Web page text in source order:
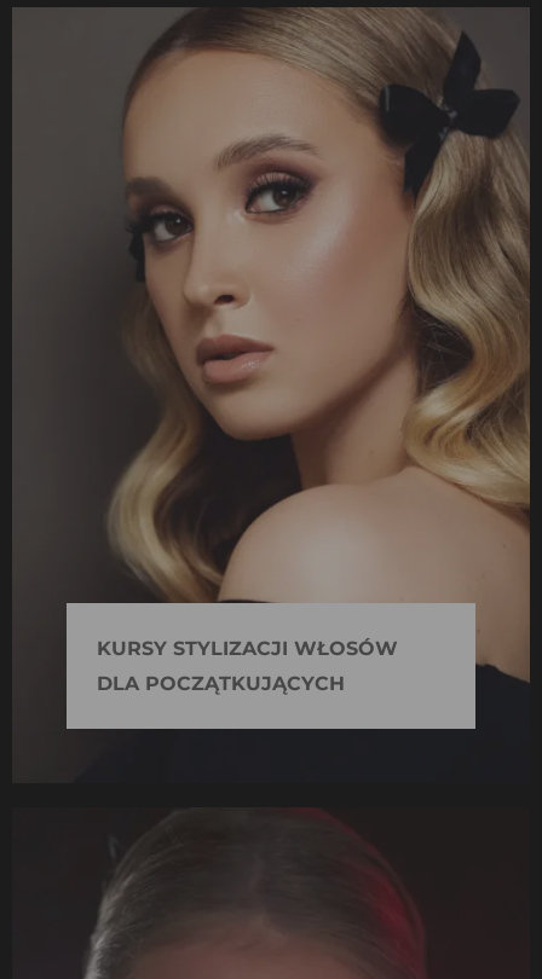
KURSY STYLIZACJI WŁOSÓW
DLA POCZĄTKUJĄCYCH